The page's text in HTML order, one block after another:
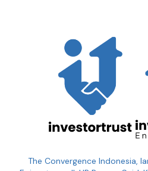
The Convergence Indonesia,